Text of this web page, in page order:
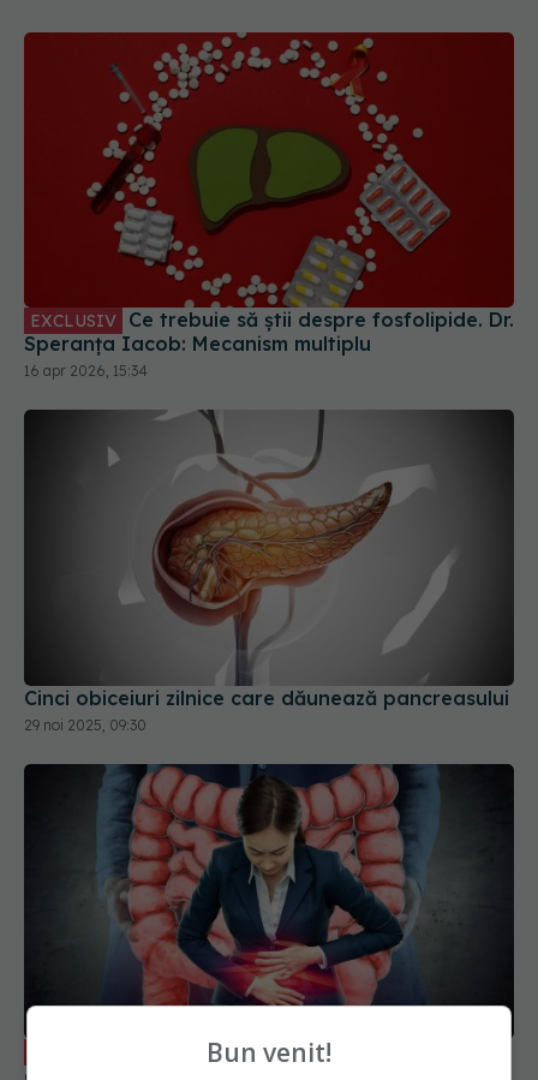
EXCLUSIV
Speranța Iacob: Mecanism multiplu
16 apr 2026, 15:34
Cinci obiceiuri zilnice care dăunează pancreasului
29 noi 2025, 09:30
Bun venit!